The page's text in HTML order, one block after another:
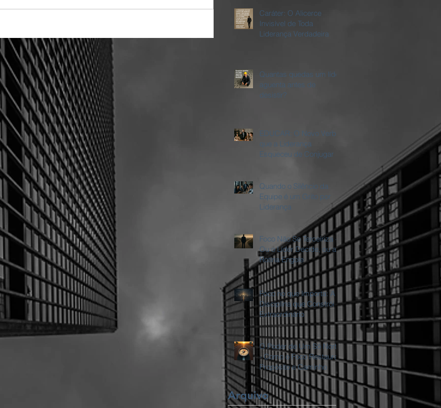
Caráter: O Alicerce
Invisível de Toda
Liderança Verdadeira
Quantas quedas um líder
aguenta antes de
desistir?
EDUCAR: O Novo Verbo
que a Liderança
Esqueceu de Conjugar
Quando o Silêncio da
Equipe é um Grito por
Liderança
Foco Não Se Terceiriza -
Ou o Líder Decide, ou a
Rotina Engole
Foco no que Importa: A
Disciplina que Constrói o
Extraordinário
O Poder de Um Só Norte
- Como o Foco Restaura
Propósito e Caminho
Arquivo